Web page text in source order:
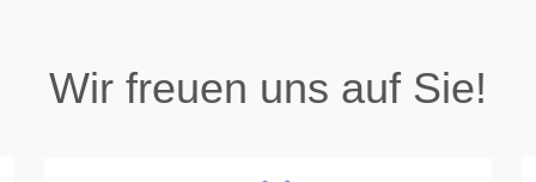
Wir freuen uns auf Sie!